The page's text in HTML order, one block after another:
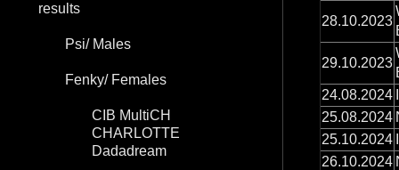
28.10.2023
29.10.2023
24.08.2024
25.08.2024
25.10.2024
26.10.2024
results
Psi/ Males
Fenky/ Females
CIB MultiCH
CHARLOTTE
Dadadream